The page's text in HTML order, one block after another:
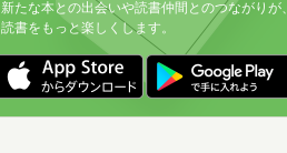
新たな本との出会いや読書仲間とのつながりが
読書をもっと楽しくします。